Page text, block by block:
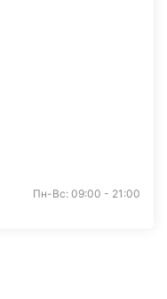
Пн-Вс: 09:00 - 21:00